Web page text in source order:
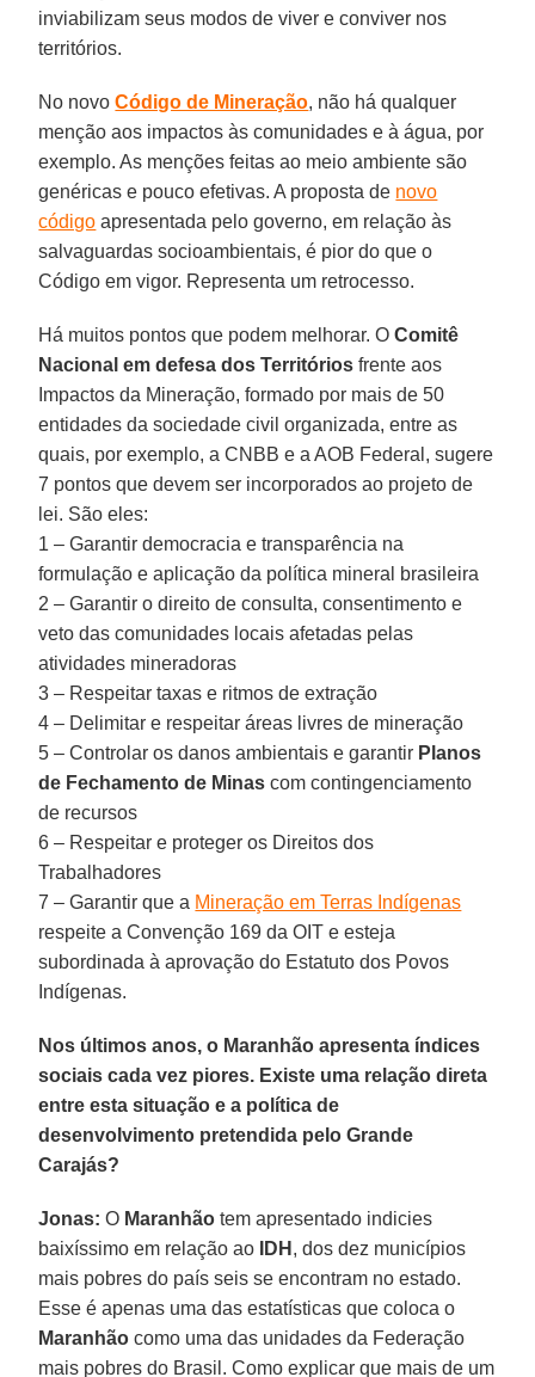
inviabilizam seus modos de viver e conviver nos
territórios.
No novoCódigo de Mineração, não há qualquer
menção aos impactos às comunidades e à água, por
exemplo. As menções feitas ao meio ambiente são
genéricas e pouco efetivas. A proposta de novo
código apresentada pelo governo, em relação às
salvaguardas socioambientais, é pior do que o
Código em vigor. Representa um retrocesso.
Há muitos pontos que podem melhorar. OComitê
Nacional em defesa dos Territórios frente aos
Impactos da Mineração, formado por mais de 50
entidades da sociedade civil organizada, entre as
quais, por exemplo, a CNBB e a AOB Federal, sugere
7 pontos que devem ser incorporados ao projeto de
lei. São eles:
1 – Garantir democracia e transparência na
formulação e aplicação da política mineral brasileira
2 – Garantir o direito de consulta, consentimento e
veto das comunidades locais afetadas pelas
atividades mineradoras
3 – Respeitar taxas e ritmos de extração
4 – Delimitar e respeitar áreas livres de mineração
5 – Controlar os danos ambientais e garantir Planos
de Fechamento de Minas com contingenciamento
de recursos
6 – Respeitar e proteger os Direitos dos
Trabalhadores
7 – Garantir que a Mineração em Terras Indígenas
respeite a Convenção 169 da OIT e esteja
subordinada à aprovação do Estatuto dos Povos
Indígenas.
Nos últimos anos, o Maranhão apresenta índices
sociais cada vez piores. Existe uma relação direta
entre esta situação e a política de
desenvolvimento pretendida pelo Grande
Carajás?
Jonas: O Maranhão tem apresentado indicies
baixíssimo em relação ao
IDH , dos dez municípios
mais pobres do país seis se encontram no estado.
Esse é apenas uma das estatísticas que coloca o
Maranhão como uma das unidades da Federação
mais pobres do Brasil. Como explicar que mais de um